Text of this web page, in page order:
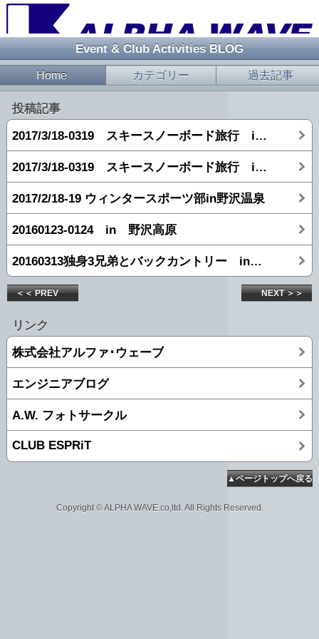
Event & Club Activities BLOG
Home カテゴリー 過去記事
投稿記事
2017/3/18-0319 スキースノーボード旅行 in 志賀高原 【2日目】
2017/3/18-0319 スキースノーボード旅行 in 志賀高原 【1日目】
2017/2/18-19 ウィンタースポーツ部in野沢温泉
20160123-0124 in 野沢高原
20160313独身3兄弟とバックカントリー in 志賀高原
＜＜ PREV NEXT ＞＞
リンク
株式会社アルファ･ウェーブ
エンジニアブログ
A.W. フォトサークル
CLUB ESPRiT
▲ページトップへ戻る
Copyright © ALPHA WAVE.co,ltd. All Rights Reserved.